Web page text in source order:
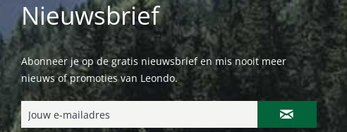
Nieuwsbrief
Abonneer je op de gratis nieuwsbrief en mis nooit meer
nieuws of promoties van Leondo.